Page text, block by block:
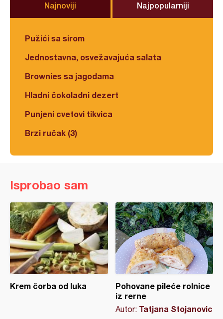
Najnoviji Najpopularniji
Pužići sa sirom
Jednostavna, osvežavajuća salata
Brownies sa jagodama
Hladni čokoladni dezert
Punjeni cvetovi tikvica
Brzi ručak (3)
Isprobao sam
Krem čorba od luka
Pohovane pileće rolnice
iz rerne
Autor: Tatjana Stojanovic